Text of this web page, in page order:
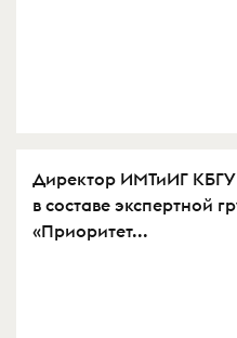
Директор ИМТиИГ
в составе экспертной
«Приоритет...